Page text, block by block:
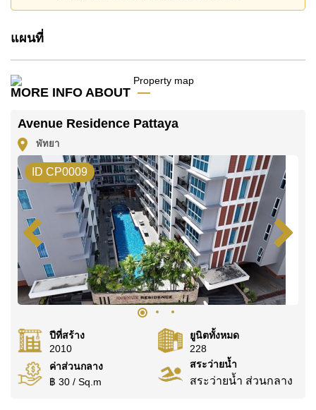
อสังหาริมทรัพย์นี้เปิดให้เช่าระยะยาวในราคา ฿ 14,000
บาทต่อเดือน
มัดจำ 2 เดือน ก่อนเข้าอยู่อาศัย
คุณ!
ติดต่อ Cornerstone Real Estate โทร +6638411250
หรือ อีเมลinfo@cornerstone.co.th
WhatsApp ของสำนักงาน:+66807945904และ LINE:
@cornerstonepattaya
แผนที่
MORE INFO ABOUT
Avenue Residence Pattaya
พัทยา
ID CP0009
ปีที่สร้าง
2010
ยูนิตทั้งหมด
228
ค่าส่วนกลาง
฿ 30 / Sq.m
สระว่ายน้ำ
สระว่ายน้ำ ส่วนกลาง